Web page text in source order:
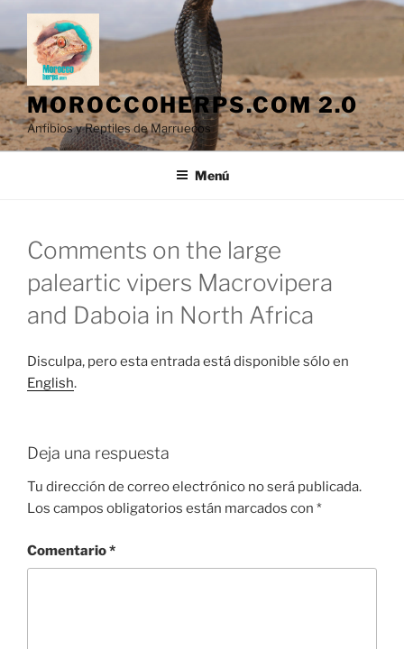
Saltar
contenido
MOROCCOHERPS.COM 2.0
Anfibios y Reptiles de Marruecos
Menú
Comments on the large
paleartic vipers Macrovipera
and Daboia in North Africa
Disculpa, pero esta entrada está disponible sólo en
English.
Deja una respuesta
Tu dirección de correo electrónico no será publicada.
Los campos obligatorios están marcados con *
Comentario*